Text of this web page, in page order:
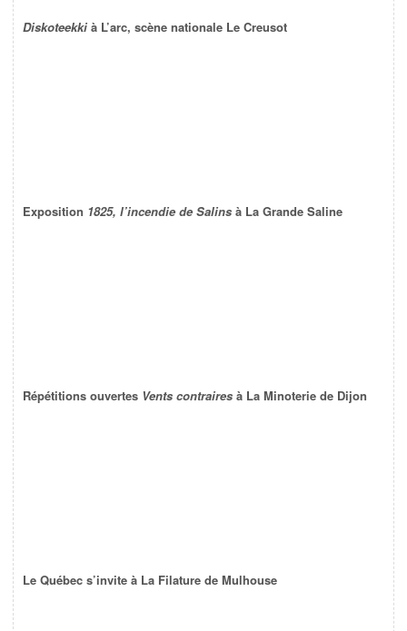
Diskoteekki à L’arc, scène nationale Le Creusot
Exposition 1825, l’incendie de Salins à La Grande Saline
Répétitions ouvertes Vents contraires à La Minoterie de Dijon
Le Québec s’invite à La Filature de Mulhouse